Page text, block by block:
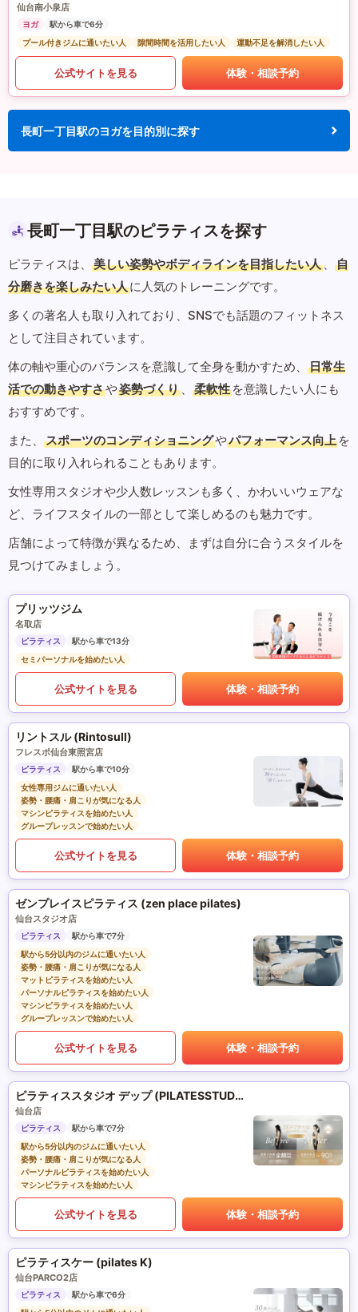
仙台南小泉店
ヨガ
駅から車で6分
プール付きジムに通いたい人
隙間時間を活用したい人 運動不足を解消したい人
公式サイトを見る 体験・相談予約
長町一丁目駅のヨガを目的別に探す
長町一丁目駅のピラティスを探す
ピラティスは、 美しい姿勢やボディラインを目指したい人 、
自
分磨きを楽しみたい人に人気のトレーニングです。
多くの著名人も取り入れており、SNSでも話題のフィットネス
として注目されています。
体の軸や重心のバランスを意識して全身を動かすため、
日常生
活での動きやすさや姿勢づくり 、 柔軟性 を意識したい人にも
おすすめです。
また、
スポーツのコンディショニングやパフォーマンス向上 を
目的に取り入れられることもあります。
女性専用スタジオや少人数レッスンも多く、かわいいウェアな
ど、ライフスタイルの一部として楽しめるのも魅力です。
店舗によって特徴が異なるため、まずは自分に合うスタイルを
見つけてみましょう。
プリッツジム
名取店
ピラティス
駅から車で13分
セミパーソナルを始めたい人
公式サイトを見る 体験・相談予約
リントスル (Rintosull)
フレスポ仙台東照宮店
ピラティス
駅から車で10分
女性専用ジムに通いたい人
姿勢・腰痛・肩こりが気になる人
マシンピラティスを始めたい人
グループレッスンで始めたい人
公式サイトを見る 体験・相談予約
ゼンプレイスピラティス (zen place pilates)
仙台スタジオ店
ピラティス
駅から車で7分
駅から5分以内のジムに通いたい人
姿勢・腰痛・肩こりが気になる人
マットピラティスを始めたい人
パーソナルピラティスを始めたい人
マシンピラティスを始めたい人
グループレッスンで始めたい人
公式サイトを見る 体験・相談予約
ピラティススタジオ デップ (PILATESSTUDIO DEP)
仙台店
ピラティス
駅から車で7分
駅から5分以内のジムに通いたい人
姿勢・腰痛・肩こりが気になる人
パーソナルピラティスを始めたい人
マシンピラティスを始めたい人
公式サイトを見る 体験・相談予約
ピラティスケー (pilates K)
仙台PARCO2店
ピラティス
駅から車で6分